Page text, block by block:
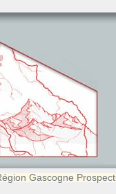
Gascogne